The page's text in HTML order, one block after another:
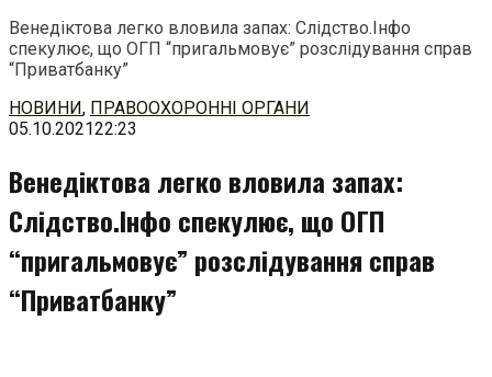
Венедіктова легко вловила запах: Слідство.Інфо
спекулює, що ОГП “пригальмовує” розслідування справ
“Приватбанку”
Перейти
до
НОВИНИ, ПРАВООХОРОННІ ОРГАНИ
05.10.202122:23
Венедіктова легко вловила запах:
Слідство.Інфо спекулює, що ОГП
“пригальмовує” розслідування справ
“Приватбанку”